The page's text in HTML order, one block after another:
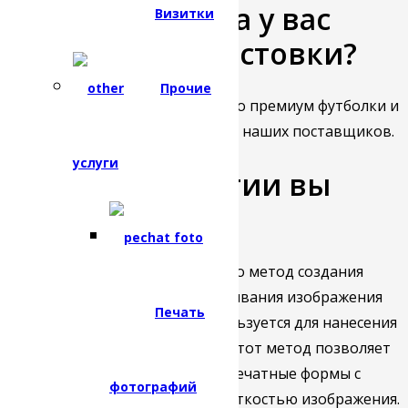
Визитки
Прочие
услуги
Печать
фотографий
Какого качества у вас
футболки и толстовки?
На данный момент шьем только премиум футболки и
худи, а стандартные покупаем у наших поставщиков.
Какие технологии вы
используете?
(Direct to Film) – это метод создания
печатных форм путем напечатывания изображения
на пленку, которая затем используется для нанесения
изображения на поверхность. Этот метод позволяет
создать высококачественные печатные формы с
отличной цветопередачей и четкостью изображения.